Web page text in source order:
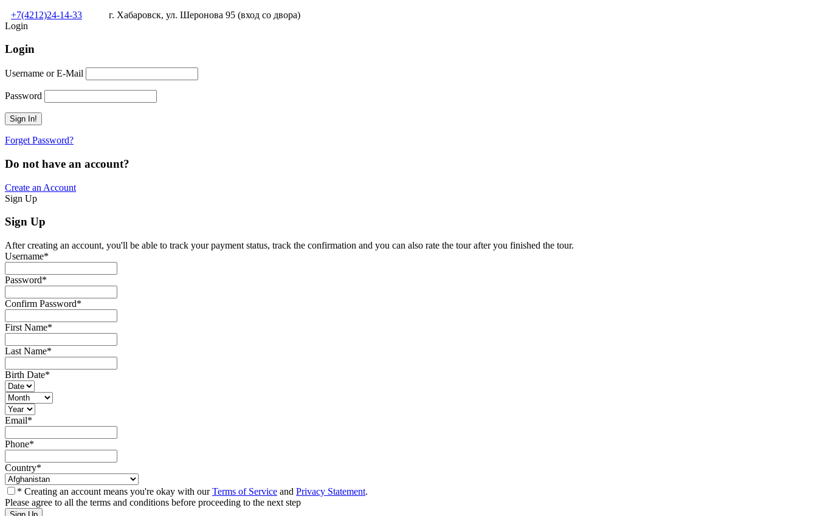
+7(4212)24-14-33
г. Хабаровск, ул. Шеронова 95 (вход со двора)
Login
Login
Username or E-Mail
Password
Forget Password?
Do not have an account?
Create an Account
Sign Up
Sign Up
After creating an account, you'll be able to track your payment status, track the confirmation and you can also rate the tour after you finished the tour.
Username*
Password*
Confirm Password*
First Name*
Last Name*
Birth Date*
Email*
Phone*
Country*
* Creating an account means you're okay with ourTerms of Service and Privacy Statement.
Please agree to all the terms and conditions before proceeding to the next step